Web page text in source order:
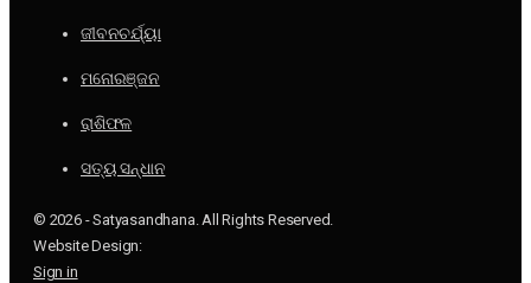
ଜୀବନଚର୍ଯ୍ୟା
ମନୋରଞ୍ଜନ
ରାଶିଫଳ
ସତ୍ୟ ସନ୍ଧାନ
© 2026 - Satyasandhana. All Rights Reserved.
Website Design:
Sign in